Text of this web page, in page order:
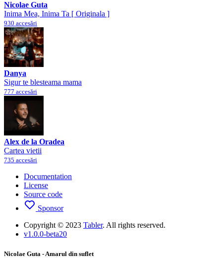
Nicolae Guta
Inima Mea, Inima Ta [ Originala ]
930 accesări
Danya
Sigur te blesteama mama
777 accesări
Alex de la Oradea
Cartea vietii
735 accesări
Documentation
License
Source code
Sponsor
Copyright © 2023 Tabler. All rights reserved.
v1.0.0-beta20
Nicolae Guta - Amarul din suflet